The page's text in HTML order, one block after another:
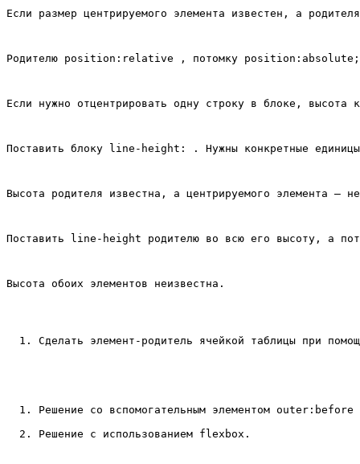
Если размер центрируемого элемента известен, а
Родителю position:relative , потомку position:absolute;
Если нужно отцентрировать одну строку в блоке, высота
Поставить блоку line-height: . Нужны конкретные
Высота родителя известна, а центрируемого элемента –
Поставить line-height родителю во всю его высоту, а
Высота обоих элементов неизвестна.
Сделать элемент-родитель ячейкой таблицы при
Решение со вспомогательным элементом
Решение с использованием flexbox.